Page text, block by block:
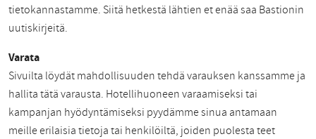
tietokannastamme. Siitä hetkestä lähtien et enää saa Bastionin
uutiskirjeitä.
Varata
Sivuilta löydät mahdollisuuden tehdä varauksen kanssamme ja
hallita tätä varausta. Hotellihuoneen varaamiseksi tai
kampanjan hyödyntämiseksi pyydämme sinua antamaan
meille erilaisia tietoja tai henkilöiltä, joiden puolesta teet